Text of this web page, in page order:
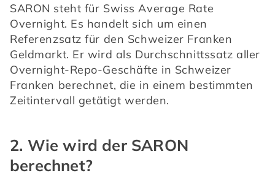
SARON steht für Swiss Average Rate
Overnight. Es handelt sich um einen
Referenzsatz für den Schweizer Franken
Geldmarkt. Er wird als Durchschnittssatz aller
Overnight-Repo-Geschäfte in Schweizer
Franken berechnet, die in einem bestimmten
Zeitintervall getätigt werden.
2. Wie wird der SARON
berechnet?